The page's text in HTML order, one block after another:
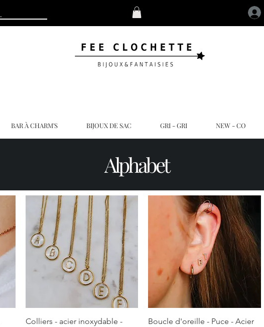
BAR À CHARM'S BIJOUX DE SAC GRI - GRI NEW - CO
Alphabet
Aperçu rapide
Colliers - acier inoxydable -
Aperçu rapide
Boucle d'oreille - Puce - Acier